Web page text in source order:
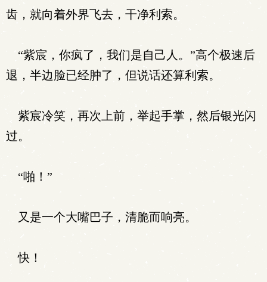
齿，就向着外界飞去，干净利索。
“紫宸，你疯了，我们是自己人。”高个极速后
退，半边脸已经肿了，但说话还算利索。
紫宸冷笑，再次上前，举起手掌，然后银光闪
过。
“啪！”
又是一个大嘴巴子，清脆而响亮。
快！